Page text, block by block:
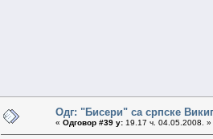
Одг: "Бисери" са српске
« Одговор #39 у: 19.17 ч. 04.05.2008. »